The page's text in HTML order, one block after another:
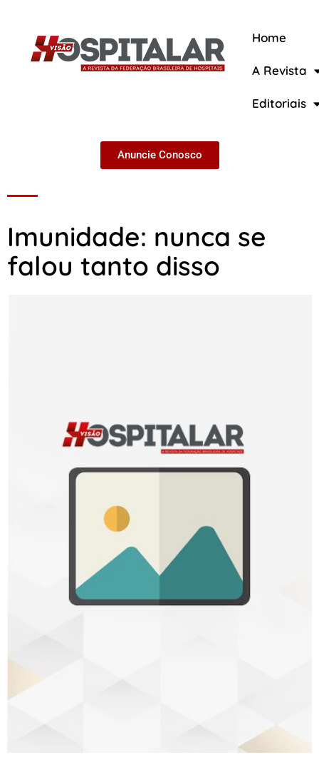
Home
A Revista
Editoriais
Anuncie Conosco
Imunidade: nunca se
falou tanto disso